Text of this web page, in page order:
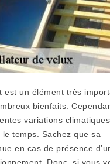
est un élément très
bienfaits.
variations
temps. Sachez que sa
en cas de présence